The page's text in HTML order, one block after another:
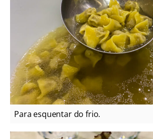
Para esquentar do frio.